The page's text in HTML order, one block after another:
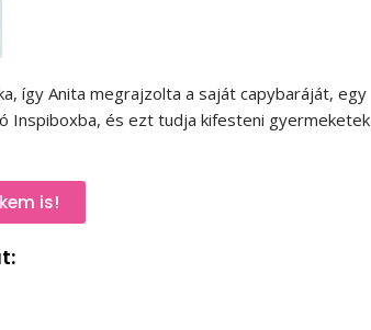
így Anita megrajzolta a saját capybaráját, egy
Inspiboxba, és ezt tudja kifesteni gyermeketek
is!